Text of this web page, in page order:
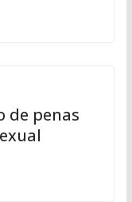
de penas